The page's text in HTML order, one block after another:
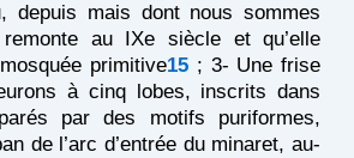
depuis mais dont nous sommes
remonte au IXe siècle et qu’elle
primitive15 ; 3- Une frise
à cinq lobes, inscrits dans
par des motifs puriformes,
de l’arc d’entrée du minaret, au-